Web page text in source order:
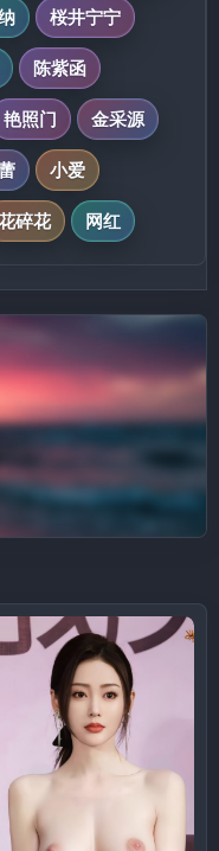
桜井宁宁
陈紫函
艳照门
金采源
小爱
碎花 网红